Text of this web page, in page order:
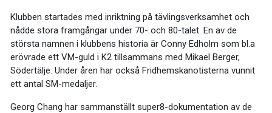
Klubben startades med inriktning på tävlingsverksamhet och
nådde stora framgångar under 70- och 80-talet. En av de
största namnen i klubbens historia är Conny Edholm som bl.a
erövrade ett VM-guld i K2 tillsammans med Mikael Berger,
Södertälje. Under åren har också Fridhemskanotisterna vunnit
ett antal SM-medaljer.
Georg Chang har sammanställt super8-dokumentation av de